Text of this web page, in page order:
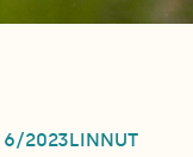
6/2023LINNUT